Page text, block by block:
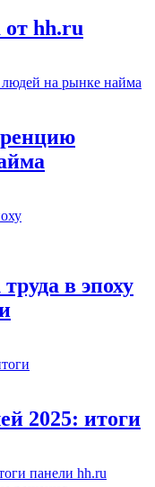
hh.ru
в эпоху
2025: итоги